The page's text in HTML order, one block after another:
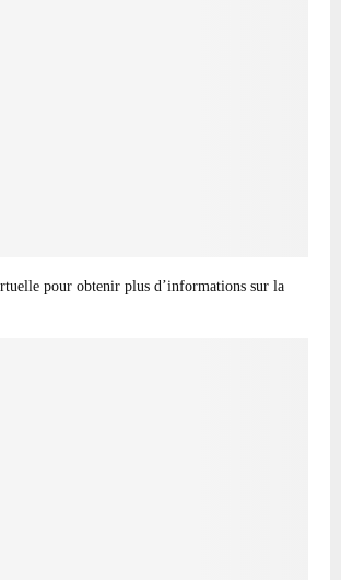
pour obtenir plus d’informations sur la